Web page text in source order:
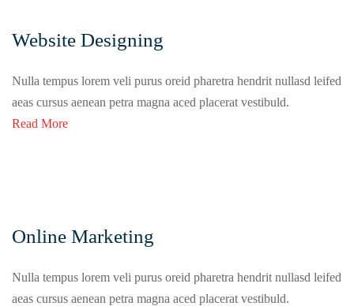
Website Designing
Nulla tempus lorem veli purus oreid pharetra hendrit nullasd leifed
aeas cursus aenean petra magna aced placerat vestibuld.
Read More
Online Marketing
Nulla tempus lorem veli purus oreid pharetra hendrit nullasd leifed
aeas cursus aenean petra magna aced placerat vestibuld.